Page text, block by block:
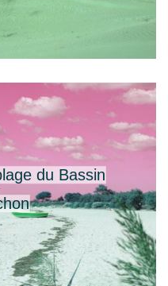
du Bassin